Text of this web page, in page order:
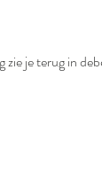
zie je terug in